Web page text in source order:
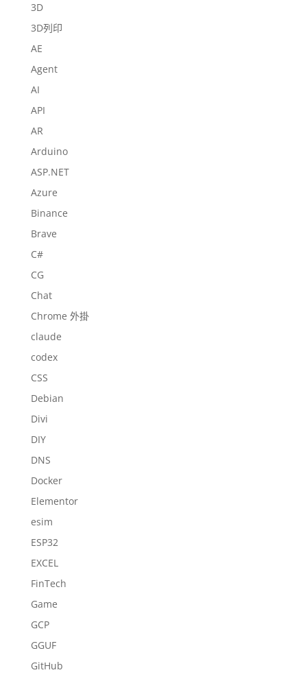
3D
3D列印
AE
Agent
AI
API
AR
Arduino
ASP.NET
Azure
Binance
Brave
C#
CG
Chat
Chrome 外掛
claude
codex
CSS
Debian
Divi
DIY
DNS
Docker
Elementor
esim
ESP32
EXCEL
FinTech
Game
GCP
GGUF
GitHub